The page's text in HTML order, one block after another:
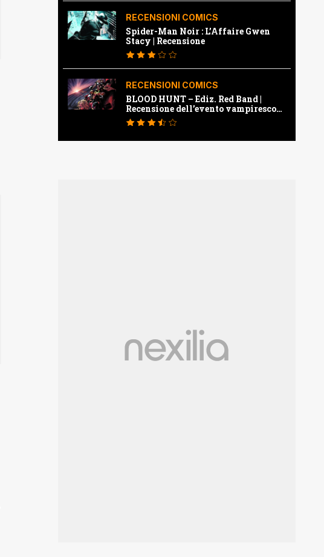
RECENSIONI COMICS
Spider-Man Noir : L’Affaire Gwen
Stacy | Recensione
RECENSIONI COMICS
BLOOD HUNT – Ediz. Red Band |
Recensione dell’evento vampiresco
della Marvel